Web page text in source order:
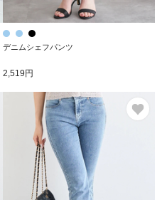
デニムシェフパンツ
2,519円
お気に入り